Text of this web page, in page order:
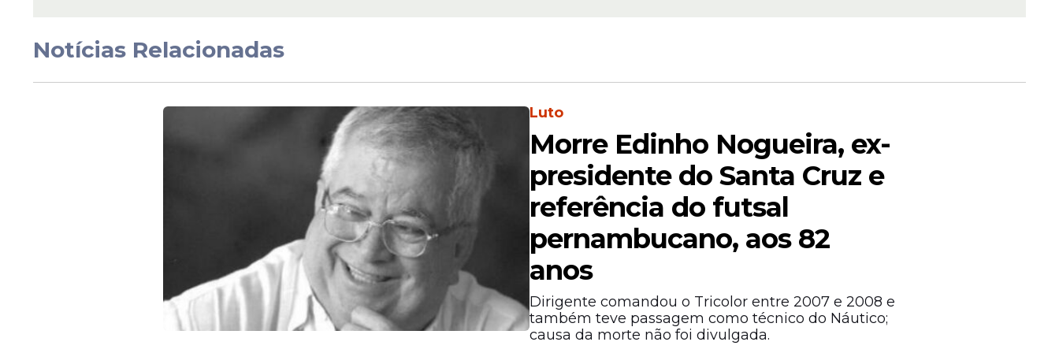
Veja Também
Lista de convocados da França
Notícias Relacionadas
Luto
Morre Edinho Nogueira, ex-
presidente do Santa Cruz e
referência do futsal
pernambucano, aos 82
anos
Dirigente comandou o Tricolor entre 2007 e 2008 e
também teve passagem como técnico do Náutico;
causa da morte não foi divulgada.